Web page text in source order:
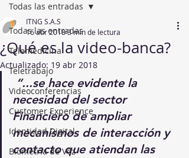
Todas las entradas
Telemedicina
Teletrabajo
Videoconferencias
Customer Experience
Identidad Digital
Biometría de Voz
Todas las entradas
¿Qué es la video-banca?
ITNG S.A.S
16 abr 20183 min de lectura
Actualizado: 19 abr 2018
“...se hace evidente la
necesidad del sector
Financiero de ampliar
mecanismos de interacción y
contacto que atiendan las